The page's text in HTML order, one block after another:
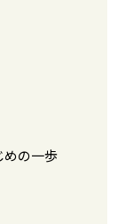
めの一歩